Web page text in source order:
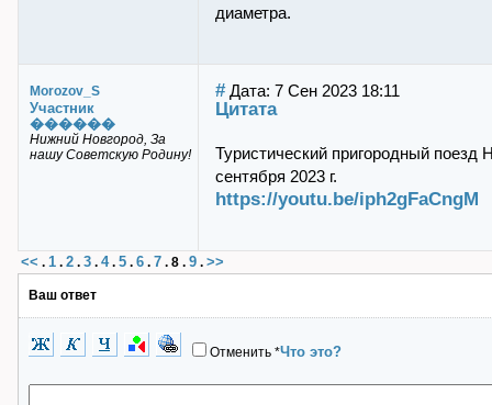
диаметра.
Morozov_S
Участник
������
Нижний Новгород, За
нашу Советскую Родину!
#Дата: 7 Сен 2023 18:11
Цитата
Туристический пригородный
сентября 2023 г.
https://youtu.be/iph2gFaCngM
<< . 1 . 2 . 3 . 4. 5 . 6 . 7 . 8 . 9 . >>
Ваш ответ
Отменить *Что это?